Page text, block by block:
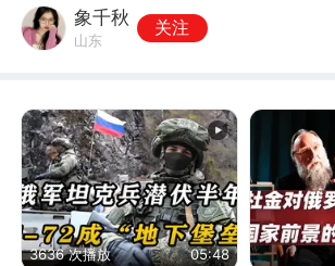
象千秋
山东
关注
3636 次播放 05:48